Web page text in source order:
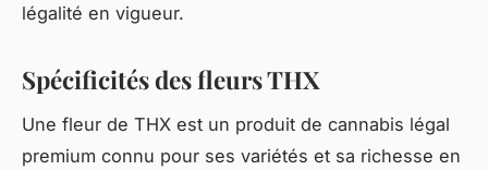
légalité en vigueur.
Spécificités des fleurs THX
Une fleur de THX est un produit de cannabis légal
premium connu pour ses variétés et sa richesse en